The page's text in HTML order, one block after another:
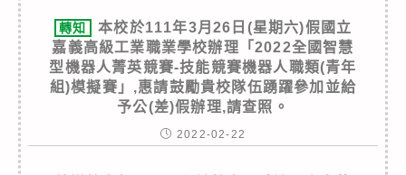
轉知
本校於111年3月26日(星期六)假國立
嘉義高級工業職業學校辦理「2022全國智慧
型機器人菁英競賽-技能競賽機器人職類(青年
組)模擬賽」,惠請鼓勵貴校隊伍踴躍參加並給
予公(差)假辦理,請查照。
2022-02-22